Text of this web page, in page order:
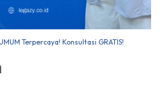
Terpercaya! Konsultasi GRATIS!